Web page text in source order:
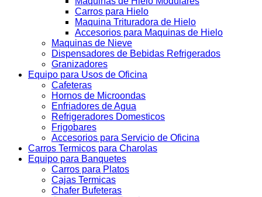
Carros para Hielo
Maquina Trituradora de Hielo
Accesorios para Maquinas de Hielo
Maquinas de Nieve
Dispensadores de Bebidas Refrigerados
Granizadores
Equipo para Usos de Oficina
Cafeteras
Hornos de Microondas
Enfriadores de Agua
Refrigeradores Domesticos
Frigobares
Accesorios para Servicio de Oficina
Carros Termicos para Charolas
Equipo para Banquetes
Carros para Platos
Cajas Termicas
Chafer Bufeteras